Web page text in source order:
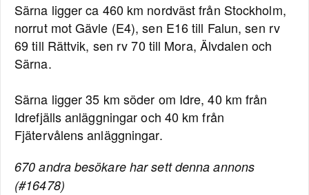
Särna ligger ca 460 km nordväst från Stockholm,
norrut mot Gävle (E4), sen E16 till Falun, sen rv
69 till Rättvik, sen rv 70 till Mora, Älvdalen och
Särna.
Särna ligger 35 km söder om Idre, 40 km från
Idrefjälls anläggningar och 40 km från
Fjätervålens anläggningar.
670 andra besökare har sett denna annons
(#16478)